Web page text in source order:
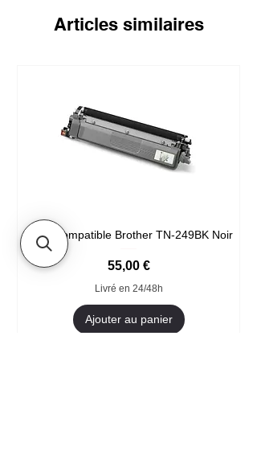
Articles similaires
Toner compatible Brother TN-249BK Noir
Prix
55,00 €
Livré en 24/48h
Ajouter au panier